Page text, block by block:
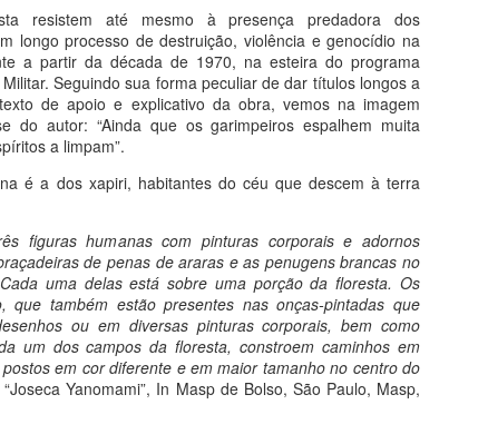
resistem até mesmo à presença predadora dos
longo processo de destruição, violência e genocídio na
a partir da década de 1970, na esteira do programa
Seguindo sua forma peculiar de dar títulos longos a
de apoio e explicativo da obra, vemos na imagem
do autor: “Ainda que os garimpeiros espalhem muita
a limpam”.
é a dos xapiri, habitantes do céu que descem à terra
figuras humanas com pinturas corporais e adornos
de penas de araras e as penugens brancas no
uma delas está sobre uma porção da floresta. Os
que também estão presentes nas onças-pintadas que
ou em diversas pinturas corporais, bem como
um dos campos da floresta, constroem caminhos em
em cor diferente e em maior tamanho no centro do
Yanomami”, In Masp de Bolso, São Paulo, Masp,
Segredos da Alma na Arte - O Livro
Volume único e revisado: receba pelo correio
da Arte e da Vida
pecados, segundo a arte gótica, seus prazeres insanos segundo
e sua autopunição segundo Michelangelo. A louca paixão em
de Camille Claudel e a separação com Frida Kahlo. O louco
o ódio do mundo com Goya, toda a inveja com Bosch novamente.
20 Lições de Arte
Do livro História da Arte em 20 Lições
e Compacta